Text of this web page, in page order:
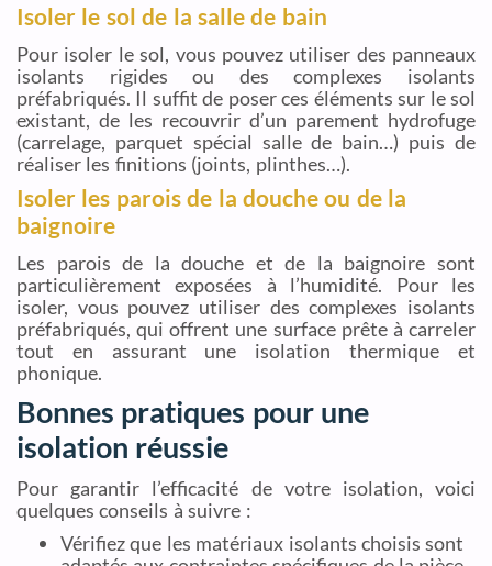
Isoler le sol de la salle de bain
Pour isoler le sol, vous pouvez utiliser des panneaux
isolants rigides ou des complexes isolants
préfabriqués. Il suffit de poser ces éléments sur le sol
existant, de les recouvrir d’un parement hydrofuge
(carrelage, parquet spécial salle de bain…) puis de
réaliser les finitions (joints, plinthes…).
Isoler les parois de la douche ou de la
baignoire
Les parois de la douche et de la baignoire sont
particulièrement exposées à l’humidité. Pour les
isoler, vous pouvez utiliser des complexes isolants
préfabriqués, qui offrent une surface prête à carreler
tout en assurant une isolation thermique et
phonique.
Bonnes pratiques pour une
isolation réussie
Pour garantir l’efficacité de votre isolation, voici
quelques conseils à suivre :
Vérifiez que les matériaux isolants choisis sont